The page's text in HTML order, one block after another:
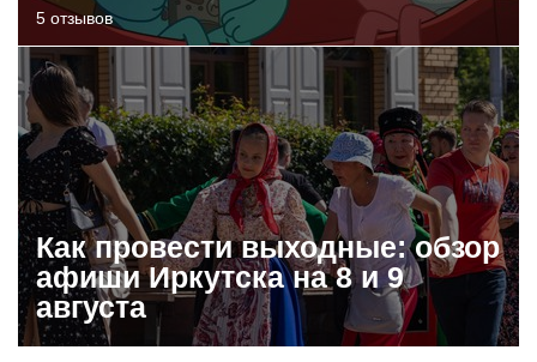
5 отзывов
Как провести выходные: обзор
афиши Иркутска на 8 и 9
августа